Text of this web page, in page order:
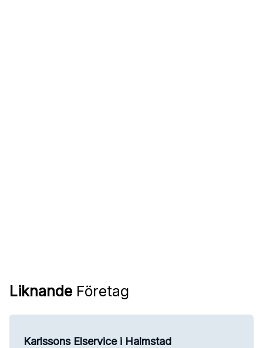
Liknande Företag
Karlssons Elservice i Halmstad